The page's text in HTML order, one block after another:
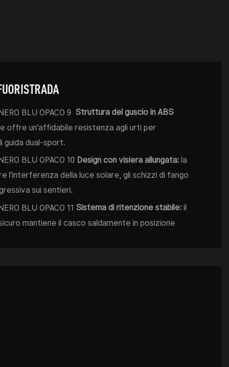
Struttura del guscio in ABS
offre un'affidabile resistenza agli urti per
guida dual-sport.
Design con visiera allungata:la
l'interferenza della luce solare, gli schizzi di fango
sui sentieri.
Sistema di ritenzione stabile:il
mantiene il casco saldamente in posizione